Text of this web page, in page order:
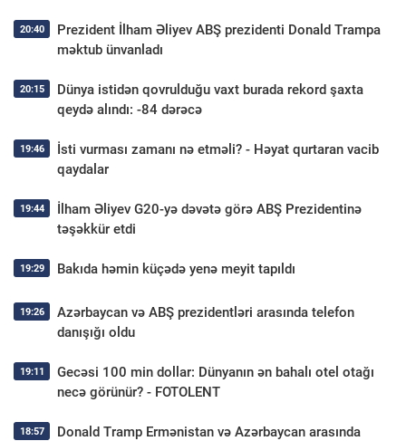
20:40
Prezident İlham Əliyev ABŞ prezidenti Donald Trampa
məktub ünvanladı
20:15
Dünya istidən qovrulduğu vaxt burada rekord şaxta
qeydə alındı: -84 dərəcə
19:46
İsti vurması zamanı nə etməli? - Həyat qurtaran vacib
qaydalar
19:44
İlham Əliyev G20-yə dəvətə görə ABŞ Prezidentinə
təşəkkür etdi
19:29 Bakıda həmin küçədə yenə meyit tapıldı
19:26
Azərbaycan və ABŞ prezidentləri arasında telefon
danışığı oldu
19:11
Gecəsi 100 min dollar: Dünyanın ən bahalı otel otağı
necə görünür? - FOTOLENT
18:57 Donald Tramp Ermənistan və Azərbaycan arasında